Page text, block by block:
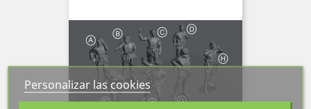
Personalizar las cookies